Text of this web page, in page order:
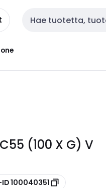
Haku
(100 X G) V
100040351